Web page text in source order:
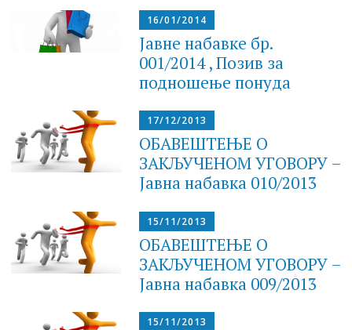
16/01/2014
Јавне набавке бр.
001/2014 , Позив за
подношење понуда
17/12/2013
ОБАВЕШТЕЊЕ О
ЗАКЉУЧЕНОМ УГОВОРУ –
Jaвнa набавка 010/2013
15/11/2013
ОБАВЕШТЕЊЕ О
ЗАКЉУЧЕНОМ УГОВОРУ –
Jaвнa набавка 009/2013
15/11/2013